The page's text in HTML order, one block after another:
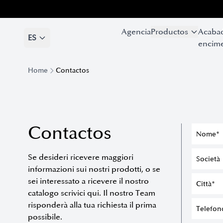
ES
AgenciaProductos
ES
AgenciaProductos
Home Contactos
Contactos
Se desideri ricevere maggiori
informazioni sui nostri prodotti, o se
sei interessato a ricevere il nostro
catalogo scrivici qui. Il nostro Team
risponderà alla tua richiesta il prima
possibile.